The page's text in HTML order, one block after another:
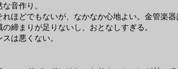
音作り。
ほどでもないが、なかなか心地よい。金管楽
締まりが足りないし、おとなしすぎる。
は悪くない。